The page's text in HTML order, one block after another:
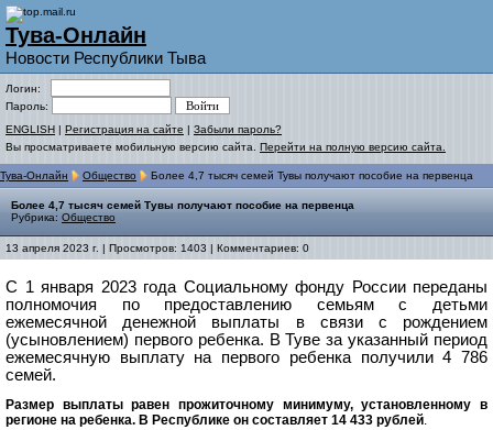
Тува-Онлайн
Новости Республики Тыва
Логин:
Пароль:
ENGLISH | Регистрация на сайте | Забыли пароль?
Вы просматриваете мобильную версию сайта. Перейти на полную версию сайта.
Тува-Онлайн Общество Более 4,7 тысяч семей Тувы получают пособие на первенца
Более 4,7 тысяч семей Тувы получают пособие на первенца
Рубрика: Общество
13 апреля 2023 г. | Просмотров: 1403 | Комментариев: 0
С 1 января 2023 года Социальному фонду России переданы
полномочия по предоставлению семьям с детьми
ежемесячной денежной выплаты в связи с рождением
(усыновлением) первого ребенка. В Туве за указанный период
ежемесячную выплату на первого ребенка получили 4 786
семей.
Размер выплаты равен прожиточному минимуму, установленному в
регионе на ребенка. В Республике он составляет 14 433 рублей.